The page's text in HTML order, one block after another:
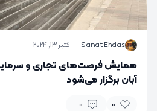
S
Sanat Ehdas
· اکتبر 13, 2024
همایش فرصت‌های تجاری و
آبان برگزار می‌شود
0
0